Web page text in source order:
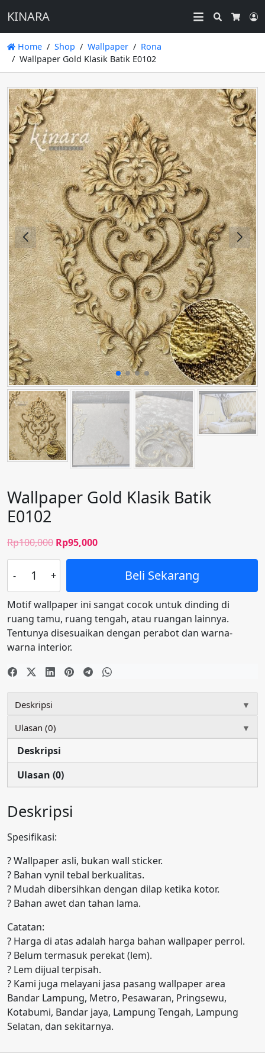
KINARA
Search
Home Shop Wallpaper
Rona
Wallpaper Gold Klasik Batik E0102
Wallpaper Gold Klasik Batik
E0102
Rp100,000 Harga
aslinya
Rp95,000Harga
saat
Rp95,000.
Wallpaper
Gold
Klasik
Batik
E0102
Beli Sekarang
Motif wallpaper ini sangat cocok untuk dinding di
ruang tamu, ruang tengah, atau ruangan lainnya.
Tentunya disesuaikan dengan perabot dan warna-
warna interior.
Deskripsi
▼
Ulasan (0)
▼
Deskripsi
Ulasan (0)
Deskripsi
Spesifikasi:
? Wallpaper asli, bukan wall sticker.
? Bahan vynil tebal berkualitas.
? Mudah dibersihkan dengan dilap ketika kotor.
? Bahan awet dan tahan lama.
Catatan:
? Harga di atas adalah harga bahan wallpaper perrol.
? Belum termasuk perekat (lem).
? Lem dijual terpisah.
? Kami juga melayani jasa pasang wallpaper area
Bandar Lampung, Metro, Pesawaran, Pringsewu,
Kotabumi, Bandar jaya, Lampung Tengah, Lampung
Selatan, dan sekitarnya.